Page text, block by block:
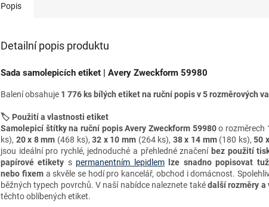
Popis
Detailní popis produktu
Sada samolepicích etiket | Avery Zweckform 59980
Balení obsahuje 1 776 ks bílých etiket na ruční popis v 5 rozměrových
🏷️ Použití a vlastnosti etiket
Samolepicí štítky na ruční popisAvery Zweckform 59980o rozměrech
ks), 20 x 8 mm (468 ks),32 x 10 mm (264 ks), 38 x 14 mm(180 ks),50
jsou ideální pro rychlé, jednoduché a přehledné značení bez použití
papírové etikety s permanentním lepidlem lze snadnopopisovat
nebo fixem a skvěle se hodí pro kancelář, obchod i domácnost.
běžných typech povrchů. V naší nabídce naleznete takédalšírozměry
těchto oblíbených etiket.